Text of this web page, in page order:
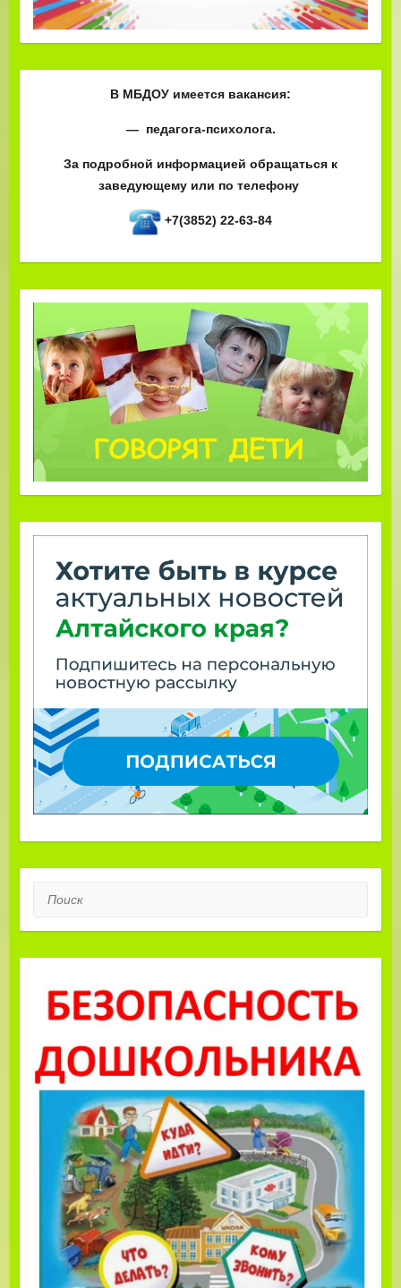
В МБДОУ имеется вакансия:
— педагога-психолога.
За подробной информацией обращаться к
заведующему или по телефону
+7(3852) 22-63-84
Поиск